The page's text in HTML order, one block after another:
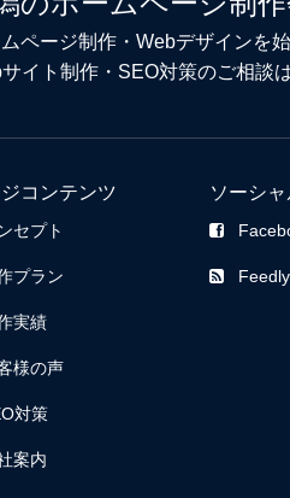
ページ制作・Webデザインを
イト制作 ・ SEO対策のご相談
コンテンツ
セプト
プラン
実績
様の声
対策
案内
ソーシ
Feedly